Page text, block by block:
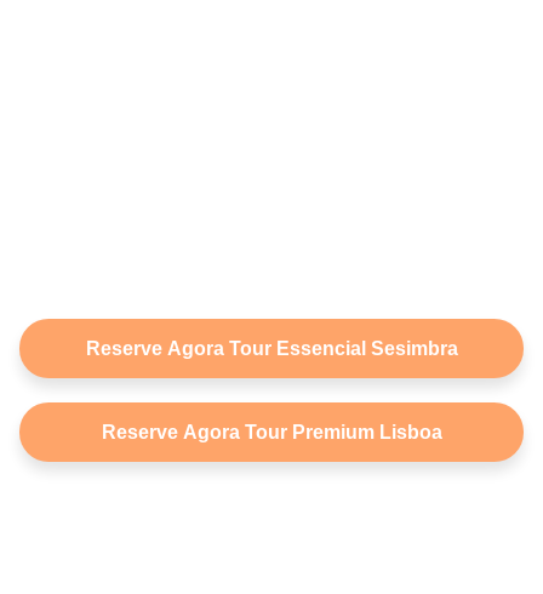
Reserve Agora Tour Essencial Sesimbra
Reserve Agora Tour Premium Lisboa